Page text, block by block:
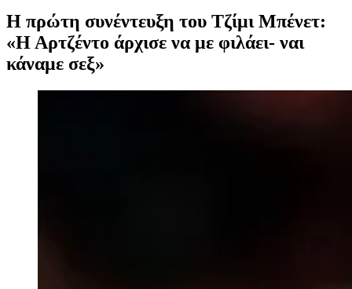
Η πρώτη συνέντευξη του Τζίμι Μπένετ:
«Η Αρτζέντο άρχισε να με φιλάει- ναι
κάναμε σεξ»